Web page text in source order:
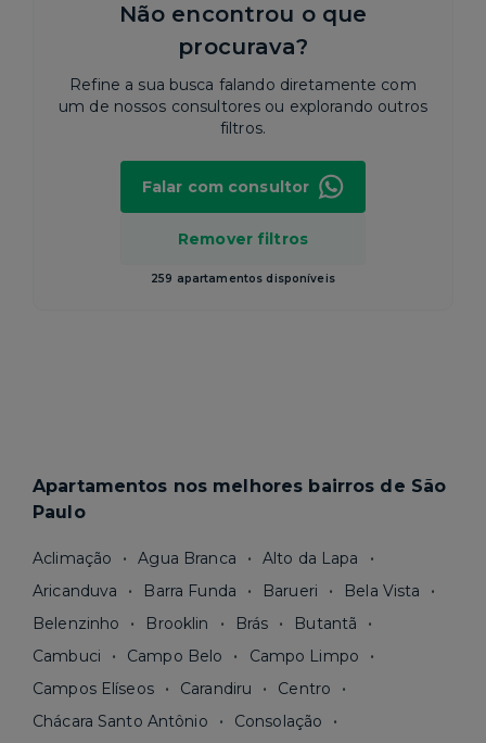
Não encontrou o que
procurava?
Refine a sua busca falando diretamente com
um de nossos consultores ou explorando outros
filtros.
Remover filtros
259 apartamentos disponíveis
Falar com consultor
Apartamentos nos melhores bairros de São
Paulo
Aclimação Agua Branca
Alto da Lapa
Aricanduva
Barra Funda Barueri
Bela Vista
Belenzinho
Brooklin Brás
Butantã
Cambuci
Campo Belo
Campo Limpo
Campos Elíseos
Carandiru
Centro
Chácara Santo Antônio
Consolação